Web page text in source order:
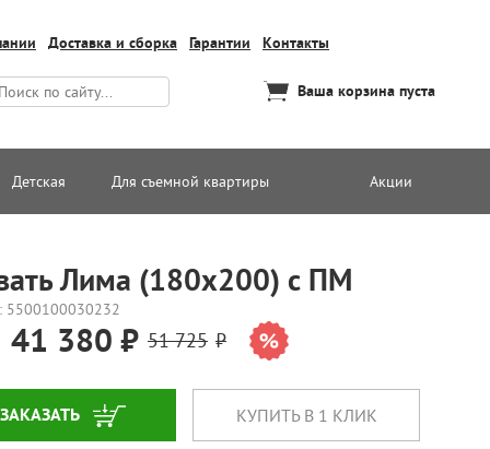
Доставка и сборка Гарантии Контакты
Ваша корзина пуста
Детская Для съемной квартиры Акции
Лима (180х200) с ПМ
5500100030232
41 380 51 725
ЗАКАЗАТЬ КУПИТЬ В 1 КЛИК